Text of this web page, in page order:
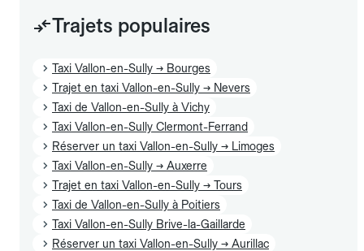
Trajets populaires
Taxi Vallon-en-Sully → Bourges
Trajet en taxi Vallon-en-Sully → Nevers
Taxi de Vallon-en-Sully à Vichy
Taxi Vallon-en-Sully Clermont-Ferrand
Réserver un taxi Vallon-en-Sully → Limoges
Taxi Vallon-en-Sully → Auxerre
Trajet en taxi Vallon-en-Sully → Tours
Taxi de Vallon-en-Sully à Poitiers
Taxi Vallon-en-Sully Brive-la-Gaillarde
Réserver un taxi Vallon-en-Sully → Aurillac